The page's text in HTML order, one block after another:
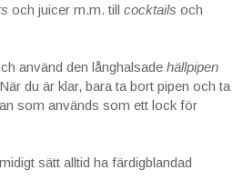
och juicer m.m. till cocktails och
använd den långhalsade hällpipen
du är klar, bara ta bort pipen och ta
som används som ett lock för
sätt alltid ha färdigblandad